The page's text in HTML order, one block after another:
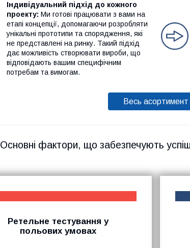
Індивідуальний підхід до кожного
проекту: Ми готові працювати з вами на
етапі концепції, допомагаючи розробляти
унікальні прототипи та спорядження, які
не представлені на ринку. Такий підхід
дає можливість створювати вироби, що
відповідають вашим специфічним
потребам та вимогам.
Весь асортимент
Основні фактори, що забезпечують
Ретельне тестування у
польових умовах